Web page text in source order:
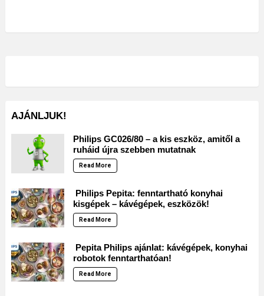
AJÁNLJUK!
Philips GC026/80 – a kis eszköz, amitől a
ruháid újra szebben mutatnak
Read More
Philips Pepita: fenntartható konyhai
kisgépek – kávégépek, eszközök!
Read More
Pepita Philips ajánlat: kávégépek, konyhai
robotok fenntarthatóan!
Read More